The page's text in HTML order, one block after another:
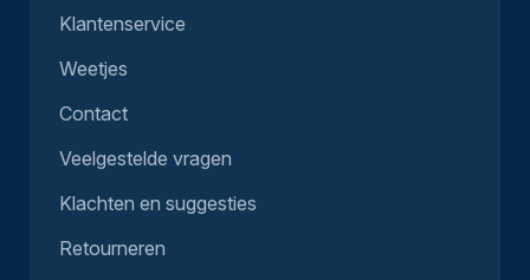
Klantenservice
Weetjes
Contact
Veelgestelde vragen
Klachten en suggesties
Retourneren